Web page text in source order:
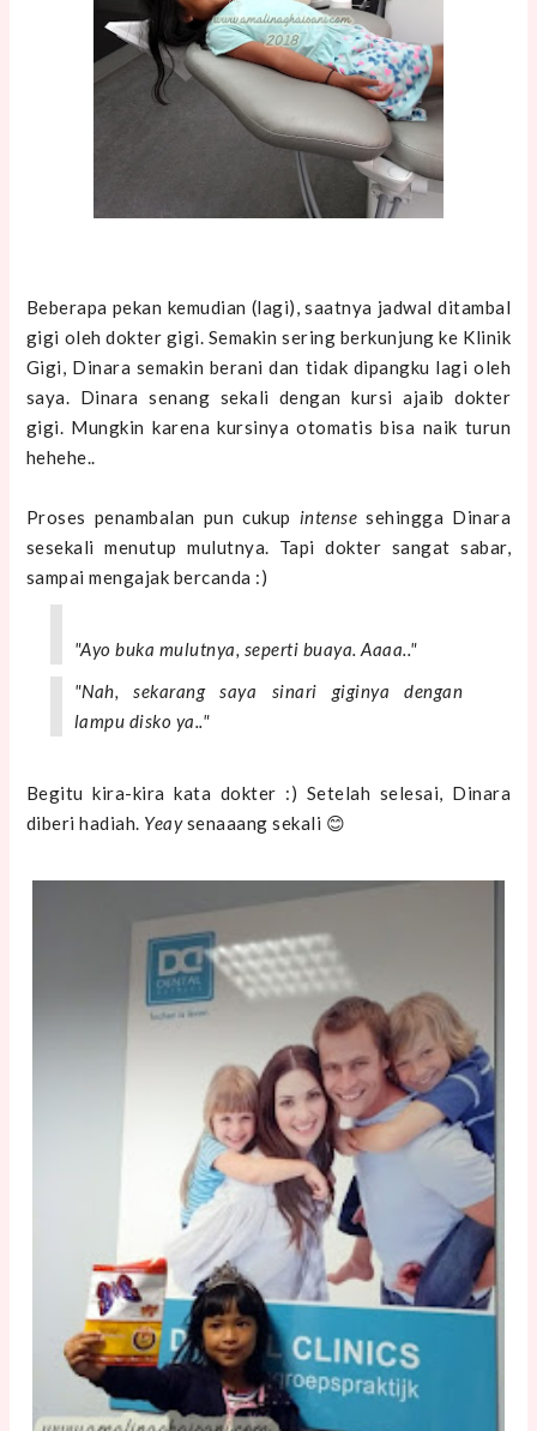
Beberapa pekan kemudian (lagi), saatnya jadwal ditambal
gigi oleh dokter gigi. Semakin sering berkunjung ke Klinik
Gigi, Dinara semakin berani dan tidak dipangku lagi oleh
saya. Dinara senang sekali dengan kursi ajaib dokter
gigi. Mungkin karena kursinya otomatis bisa naik turun
hehehe..
Proses penambalan pun cukup intense sehingga Dinara
sesekali menutup mulutnya. Tapi dokter sangat sabar,
sampai mengajak bercanda :)
"Ayo buka mulutnya, seperti buaya. Aaaa.."
"Nah, sekarang saya sinari giginya dengan
lampu disko ya.."
Begitu kira-kira kata dokter :) Setelah selesai, Dinara
diberi hadiah. Yeaysenaaang sekali 😊